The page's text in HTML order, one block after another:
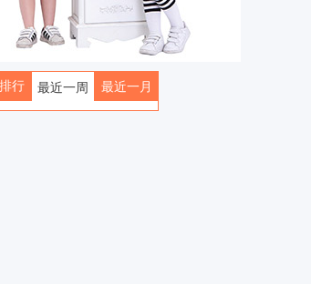
行 最近一周 最近一月